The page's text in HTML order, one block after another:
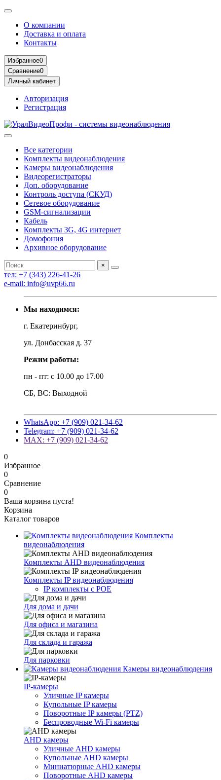
О компании
Доставка и оплата
Контакты
Избранное0
Сравнение0
Личный кабинет
Авторизация
Регистрация
Все категории
Комплекты видеонаблюдения
Камеры видеонаблюдения
Видеорегистраторы
Доп. оборудование
Контроль доступа (СКУД)
Сетевое оборудование
GSM-сигнализации
Кабель
Комплекты 3G, 4G интернет
Домофония
Архивное оборудование
×
тел: +7 (343) 226-41-26
e-mail: info@uvp66.ru
Мы находимся:
г. Екатеринбург,
ул. Донбасская д. 37
Режим работы:
пн - пт: с 10.00 до 17.00
СБ, ВС: Выходной
WhatsApp: +7 (909) 021-34-62
Telegram: +7 (909) 021-34-62
MAX: +7 (909) 021-34-62
0
Избранное
0
Сравнение
0
Ваша корзина пуста!
Корзина
Каталог товаров
Комплекты
видеонаблюдения
Комплекты AHD видеонаблюдения
Комплекты IP видеонаблюдения
IP комплекты с POE
Для дома и дачи
Для офиса и магазина
Для склада и гаража
Для парковки
Камеры видеонаблюдения
IP-камеры
Уличные IP камеры
Купольные IP камеры
Поворотные IP камеры (PTZ)
Беспроводные Wi-Fi камеры
AHD камеры
Уличные AHD камеры
Купольные AHD камеры
Миниатюрные AHD камеры
Поворотные AHD камеры